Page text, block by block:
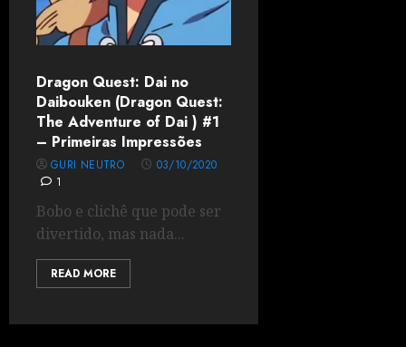
Dragon Quest: Dai no
Daibouken (Dragon Quest:
The Adventure of Dai ) #1
– Primeiras Impressões
GURI NEUTRO
03/10/2020
1
Bobo e clichê que pode ser
divertido, mas nada...
READ MORE